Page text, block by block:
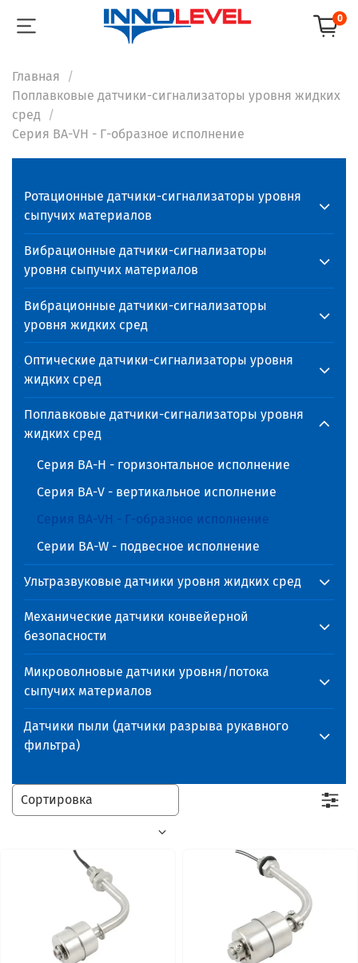
0
Главная
Поплавковые датчики-сигнализаторы уровня жидких
сред
Серия BA-VH - Г-образное исполнение
Ротационные датчики-сигнализаторы уровня
сыпучих материалов
Вибрационные датчики-сигнализаторы
уровня сыпучих материалов
Вибрационные датчики-сигнализаторы
уровня жидких сред
Оптические датчики-сигнализаторы уровня
жидких сред
Поплавковые датчики-сигнализаторы уровня
жидких сред
Серия BA-H - горизонтальное исполнение
Серия BA-V - вертикальное исполнение
Серия BA-VH - Г-образное исполнение
Серии BA-W - подвесное исполнение
Ультразвуковые датчики уровня жидких сред
Механические датчики конвейерной
безопасности
Микроволновые датчики уровня/потока
сыпучих материалов
Датчики пыли (датчики разрыва рукавного
фильтра)